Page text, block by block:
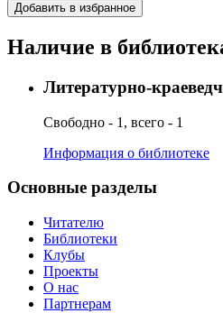
Добавить в избранное
Наличие в
Литературно-
Свободно - 1, всего - 1
Информация о библиотеке
Основные разделы
Читателю
Библиотеки
Клубы
Проекты
О нас
Партнерам